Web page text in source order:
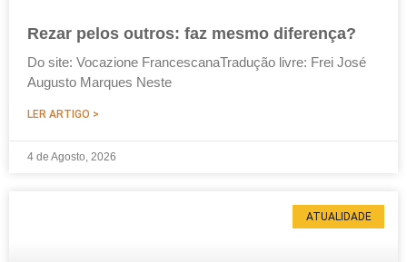
Rezar pelos outros: faz mesmo diferença?
Do site: Vocazione FrancescanaTradução livre: Frei José
Augusto Marques Neste
LER ARTIGO >
4 de Agosto, 2026
ATUALIDADE